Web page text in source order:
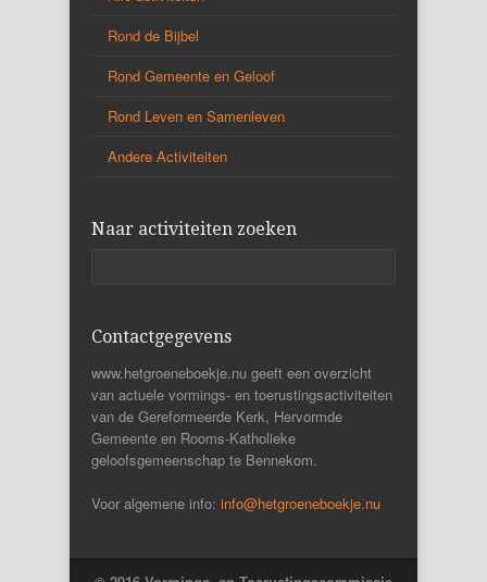
Rond de Bijbel
Rond Gemeente en Geloof
Rond Leven en Samenleven
Andere Activiteiten
Naar activiteiten zoeken
Contactgegevens
www.hetgroeneboekje.nu geeft een overzicht
van actuele vormings- en toerustingsactiviteiten
van de Gereformeerde Kerk, Hervormde
Gemeente en Rooms-Katholieke
geloofsgemeenschap te Bennekom.
Voor algemene info: info@hetgroeneboekje.nu